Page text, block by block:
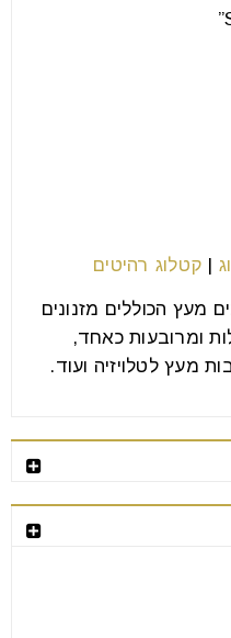
החדש או הדירה
קטלוג רהיטים
מעץ הכוללים מזנונים
ומרובעות כאחד,
מעץ לטלויזיה ועוד.